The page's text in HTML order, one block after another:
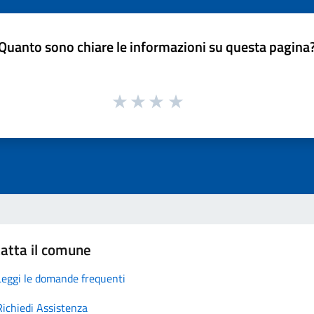
sono chiare le informazioni su questa
il comune
le domande frequenti
Assistenza